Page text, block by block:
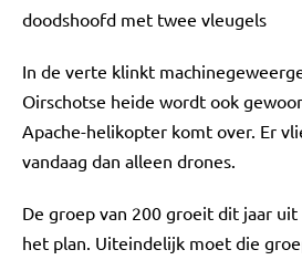
doodshoofd met twee vleugels
In de verte klinkt
Oirschotse heide wordt ook
Apache-helikopter komt over. Er
vandaag dan alleen drones.
De groep van 200 groeit dit jaar
het plan. Uiteindelijk moet die